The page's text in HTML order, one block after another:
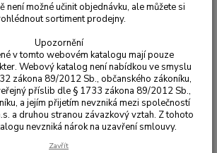
pro CZ 600 Medium
není možné učinit objednávku, ale můžete si
sortiment prodejny.
Upozornění
v tomto webovém katalogu mají pouze
Webový katalog není nabídkou ve smyslu
zákona 89/2012 Sb., občanského zákoníku,
příslib dle § 1733 zákona 89/2012 Sb.,
a jejím přijetím nevzniká mezi společností
a druhou stranou závazkový vztah. Z tohoto
nevzniká nárok na uzavření smlouvy.
Zavřít